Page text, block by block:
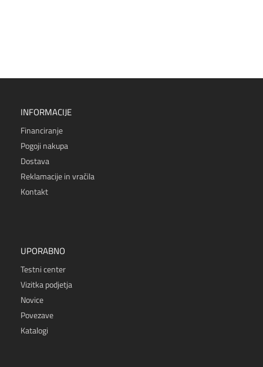
INFORMACIJE
Financiranje
Pogoji nakupa
Dostava
Reklamacije in vračila
Kontakt
UPORABNO
Testni center
Vizitka podjetja
Novice
Povezave
Katalogi